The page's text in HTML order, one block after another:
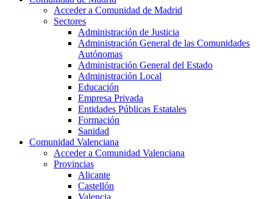
Acceder a Comunidad de Madrid
Sectores
Administración de Justicia
Administración General de las Comunidades
Autónomas
Administración General del Estado
Administración Local
Educación
Empresa Privada
Entidades Públicas Estatales
Formación
Sanidad
Comunidad Valenciana
Acceder a Comunidad Valenciana
Provincias
Alicante
Castellón